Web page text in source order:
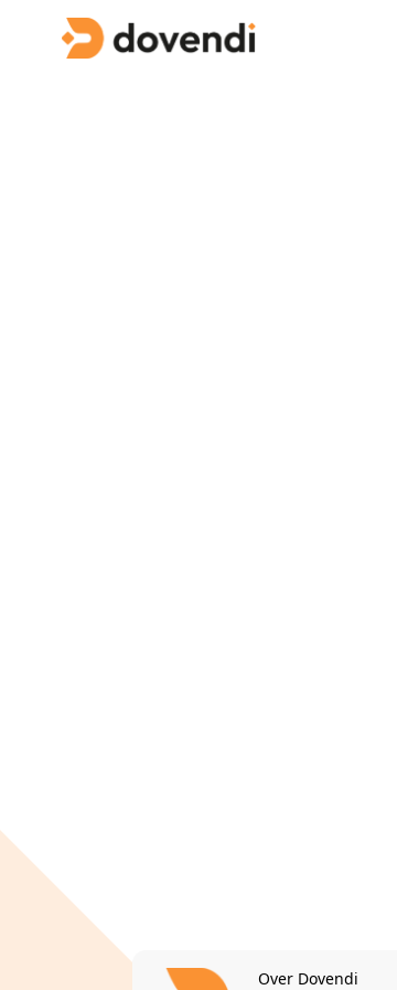
Over Dovendi